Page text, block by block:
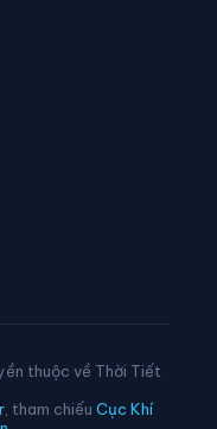
Hòa
thuộc về Thời Tiết
, tham chiếu Cục Khí